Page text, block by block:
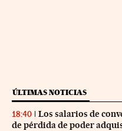
ÚLTIMAS NOTICIAS
18:40
Los salarios de
de pérdida de poder